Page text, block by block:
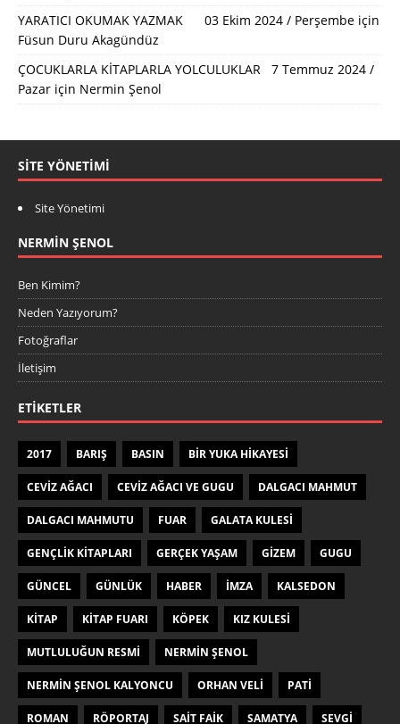
YARATICI OKUMAK YAZMAK 03 Ekim 2024 / Perşembe için
Füsun Duru Akagündüz
ÇOCUKLARLA KİTAPLARLA YOLCULUKLAR 7 Temmuz 2024 /
Pazar için Nermin Şenol
SITE YÖNETIMI
Site Yönetimi
NERMIN ŞENOL
Ben Kimim?
Neden Yazıyorum?
Fotoğraflar
İletişim
ETIKETLER
2017 BARIŞ BASIN BIR YUKA HIKAYESI
CEVIZ AĞACI CEVIZ AĞACI VE GUGU DALGACI MAHMUT
DALGACI MAHMUTU FUAR GALATA KULESI
GENÇLIK KITAPLARI GERÇEK YAŞAM GIZEM GUGU
GÜNCEL GÜNLÜK HABER IMZA KALSEDON
KITAP KITAP FUARI KÖPEK KIZ KULESI
MUTLULUĞUN RESMI NERMIN ŞENOL
NERMIN ŞENOL KALYONCU ORHAN VELI PATI
ROMAN RÖPORTAJ SAIT FAIK SAMATYA SEVGI